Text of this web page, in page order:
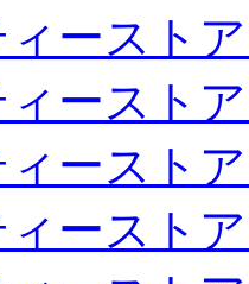
ースト
ースト
ースト
ースト